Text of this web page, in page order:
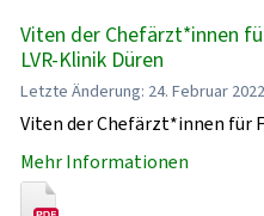
Viten der Chefärzt*innen
LVR-Klinik Düren
Letzte Änderung: 24. Februar
Viten der Chefärzt*innen für
Mehr Informationen